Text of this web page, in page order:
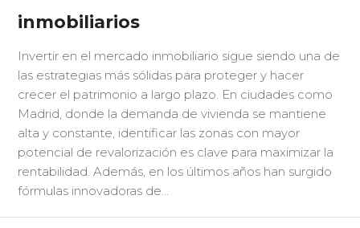
inmobiliarios
Invertir en el mercado inmobiliario sigue siendo una de
las estrategias más sólidas para proteger y hacer
crecer el patrimonio a largo plazo. En ciudades como
Madrid, donde la demanda de vivienda se mantiene
alta y constante, identificar las zonas con mayor
potencial de revalorización es clave para maximizar la
rentabilidad. Además, en los últimos años han surgido
fórmulas innovadoras de...